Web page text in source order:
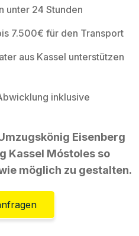
unter 24 Stunden
7.500€ für den Transport
aus Kassel unterstützen
inklusive
Eisenberg
Kassel Móstoles so
möglich zu gestalten.